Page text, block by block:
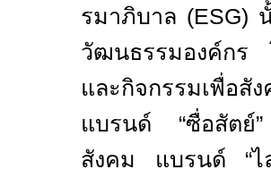
รมาภิบาล (ESG)
วัฒนธรรมองค์กร
และกิจกรรมเพื่อ
แบรนด์ “ซื่อสัตย์
สังคม แบรนด์ “ไ